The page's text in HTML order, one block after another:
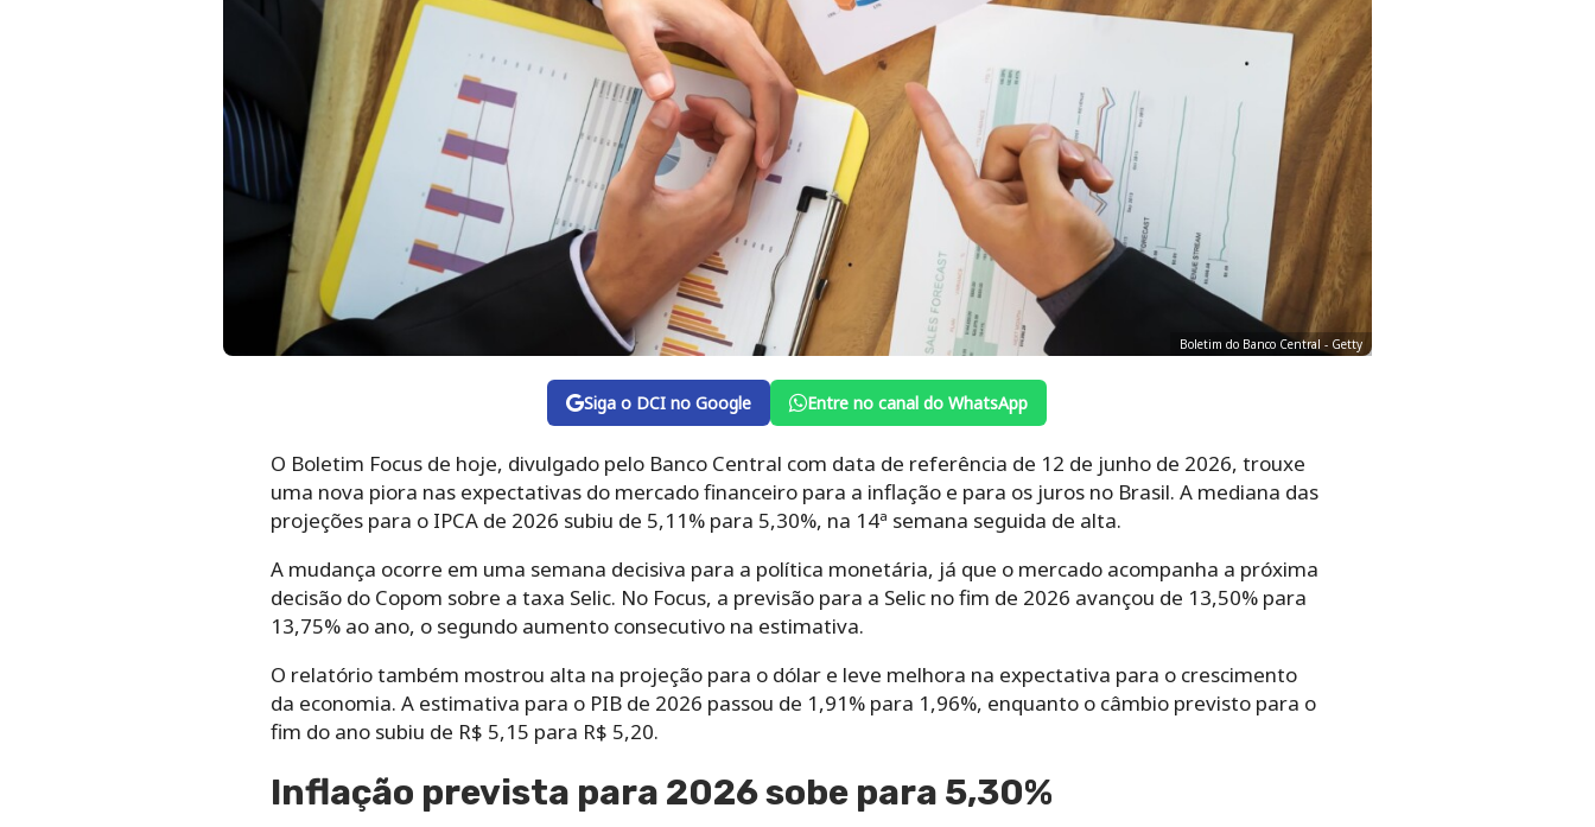
Boletim do Banco Central - Getty
Siga o DCI no Google Entre no canal do WhatsApp
O Boletim Focus de hoje, divulgado pelo Banco Central com data de referência de 12 de junho de 2026, trouxe
uma nova piora nas expectativas do mercado financeiro para a inflação e para os juros no Brasil. A mediana das
projeções para o IPCA de 2026 subiu de 5,11% para 5,30%, na 14ª semana seguida de alta.
A mudança ocorre em uma semana decisiva para a política monetária, já que o mercado acompanha a próxima
decisão do Copom sobre a taxa Selic. No Focus, a previsão para a Selic no fim de 2026 avançou de 13,50% para
13,75% ao ano, o segundo aumento consecutivo na estimativa.
O relatório também mostrou alta na projeção para o dólar e leve melhora na expectativa para o crescimento
da economia. A estimativa para o PIB de 2026 passou de 1,91% para 1,96%, enquanto o câmbio previsto para o
fim do ano subiu de R$ 5,15 para R$ 5,20.
Inflação prevista para 2026 sobe para 5,30%